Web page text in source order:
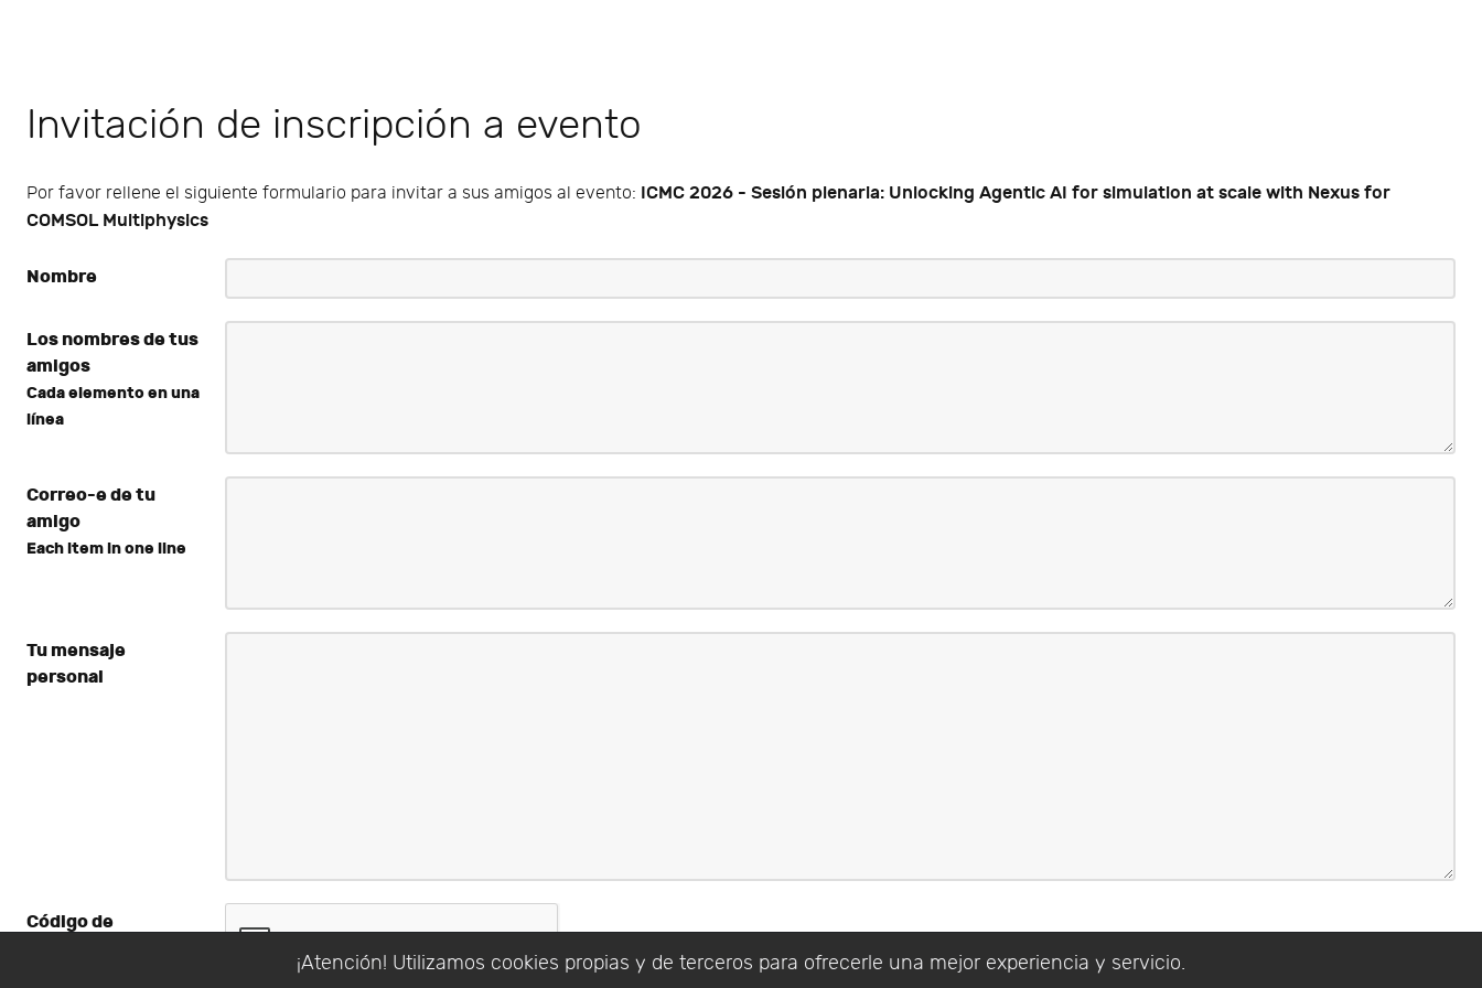
¡Atención! Utilizamos cookies propias y de terceros para ofrecerle una mejor experiencia y servicio.
Invitación de inscripción a evento
Por favor rellene el siguiente formulario para invitar a sus amigos al evento: ICMC 2026 - Sesión plenaria: Unlocking Agentic AI for simulation at scale with Nexus for
COMSOL Multiphysics
Nombre
Los nombres de tus
amigos
Cada elemento en una
línea
Correo-e de tu
amigo
Each item in one line
Tu mensaje
personal
Código de